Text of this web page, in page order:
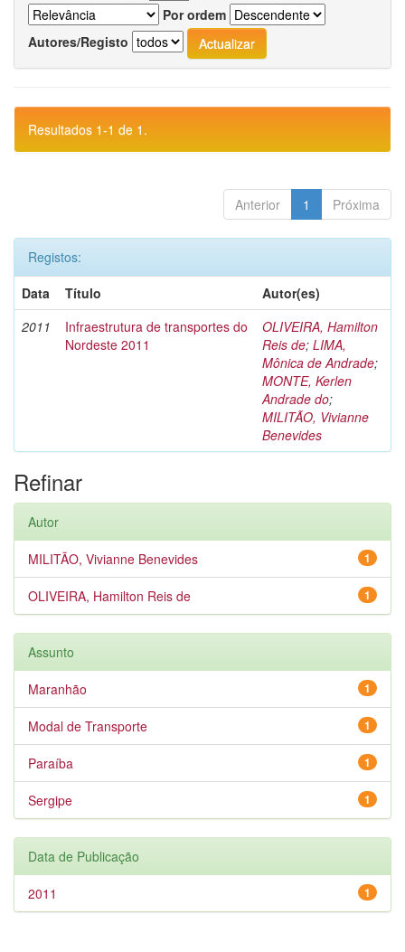
Por ordem
Autores/Registo
Resultados 1-1 de 1.
Anterior 1 Próxima
Registos:
Data
Título
Autor(es)
2011
Infraestrutura de transportes do
Nordeste 2011
OLIVEIRA, Hamilton
Reis de; LIMA,
Mônica de Andrade;
MONTE, Kerlen
Andrade do;
MILITÃO, Vivianne
Benevides
Refinar
Autor
1
MILITÃO, Vivianne Benevides
1
OLIVEIRA, Hamilton Reis de
Assunto
1
Maranhão
1
Modal de Transporte
1
Paraíba
1
Sergipe
Data de Publicação
1
2011